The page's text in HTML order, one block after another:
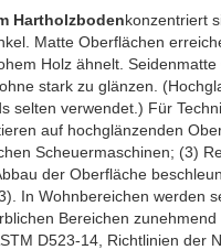
Hartholzbodenkonzentriert
Matte Oberflächen
Holz ähnelt.
stark zu glänzen.
selten verwendet.) Für
auf hochglänzenden
Scheuermaschinen; (3)
der Oberfläche
In Wohnbereichen werden
Bereichen
D523-14, Richtlinien der